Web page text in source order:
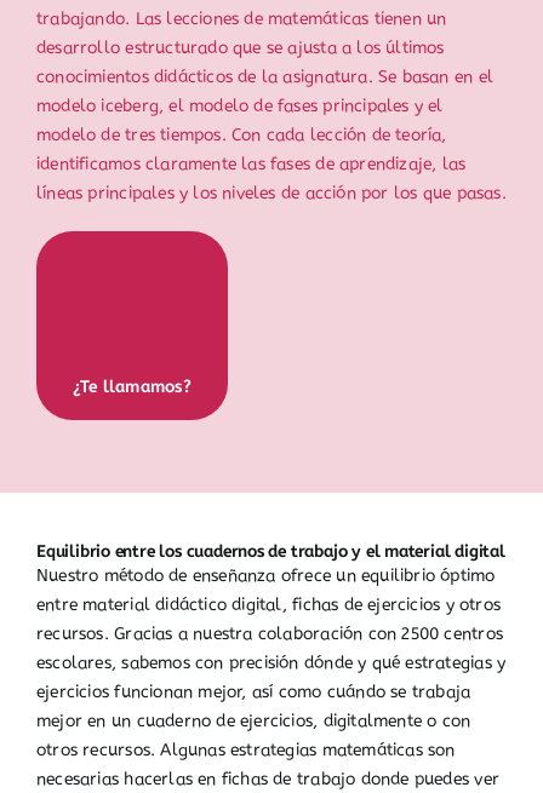
trabajando. Las lecciones de matemáticas tienen un
desarrollo estructurado que se ajusta a los últimos
conocimientos didácticos de la asignatura. Se basan en el
modelo iceberg, el modelo de fases principales y el
modelo de tres tiempos. Con cada lección de teoría,
identificamos claramente las fases de aprendizaje, las
líneas principales y los niveles de acción por los que pasas.
¿Te llamamos?
Equilibrio entre los cuadernos de trabajo y el material digital
Nuestro método de enseñanza ofrece un equilibrio óptimo
entre material didáctico digital, fichas de ejercicios y otros
recursos. Gracias a nuestra colaboración con 2500 centros
escolares, sabemos con precisión dónde y qué estrategias y
ejercicios funcionan mejor, así como cuándo se trabaja
mejor en un cuaderno de ejercicios, digitalmente o con
otros recursos. Algunas estrategias matemáticas son
necesarias hacerlas en fichas de trabajo donde puedes ver